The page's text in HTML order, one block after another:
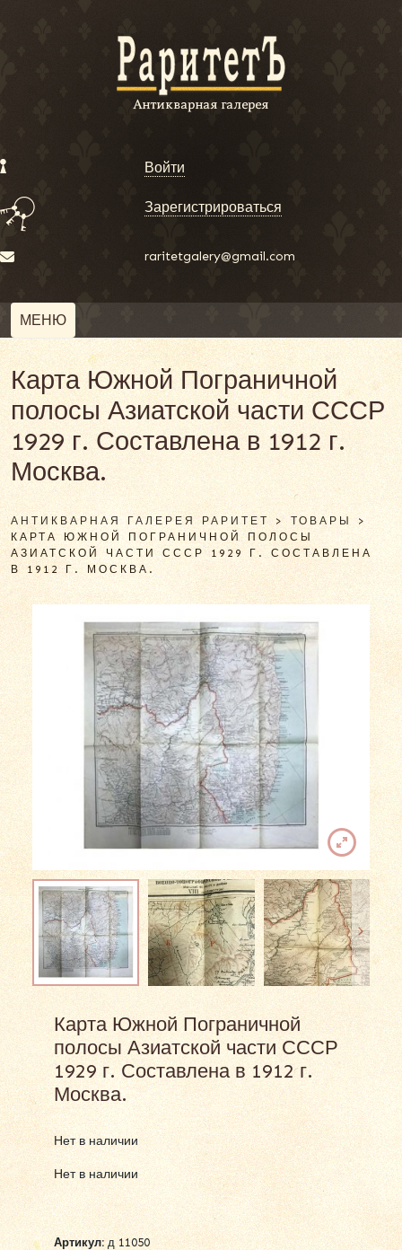
Войти
Зарегистрироваться
raritetgalery@gmail.com
МЕНЮ
Карта Южной Пограничной
полосы Азиатской части СССР
1929 г. Составлена в 1912 г.
Москва.
АНТИКВАРНАЯ ГАЛЕРЕЯ РАРИТЕТ >ТОВАРЫ>
КАРТА ЮЖНОЙ ПОГРАНИЧНОЙ ПОЛОСЫ
АЗИАТСКОЙ ЧАСТИ СССР 1929 Г. СОСТАВЛЕНА
В 1912 Г. МОСКВА.
Карта Южной Пограничной
полосы Азиатской части СССР
1929 г. Составлена в 1912 г.
Москва.
Нет в наличии
Нет в наличии
Артикул:д 11050